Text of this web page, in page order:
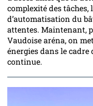
complexité des tâches,
d’automatisation du
attentes. Maintenant,
Vaudoise aréna, on
énergies dans le cadre
continue.